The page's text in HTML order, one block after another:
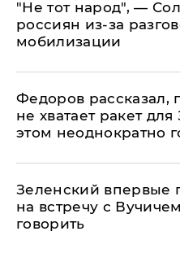
​"Не тот народ", —
россиян из-за
мобилизации
Федоров рассказал,
не хватает ракет
этом неоднократно
Зеленский
на встречу с
говорить